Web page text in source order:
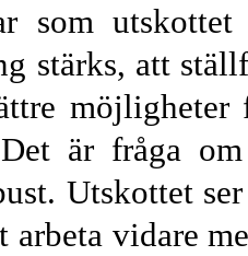
som
stärks, att
är fråga
Utskottet
arbeta vidare